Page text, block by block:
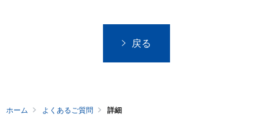
戻る
ホーム よくあるご質問 詳細